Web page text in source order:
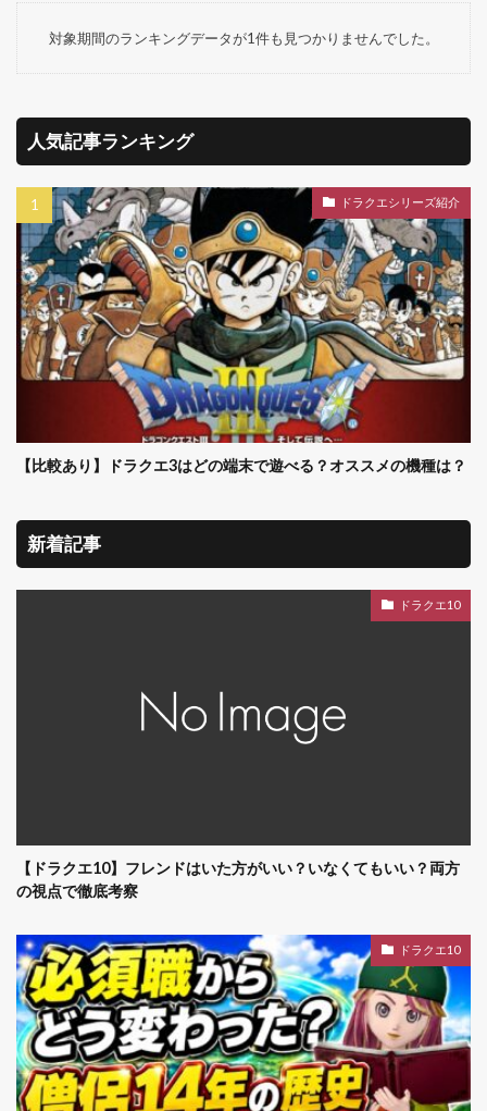
対象期間のランキングデータが1件も見つかりませんでした。
人気記事ランキング
ドラクエシリーズ紹介
【比較あり】ドラクエ3はどの端末で遊べる？オススメの機種は？
新着記事
ドラクエ10
【ドラクエ10】フレンドはいた方がいい？いなくてもいい？両方
の視点で徹底考察
ドラクエ10